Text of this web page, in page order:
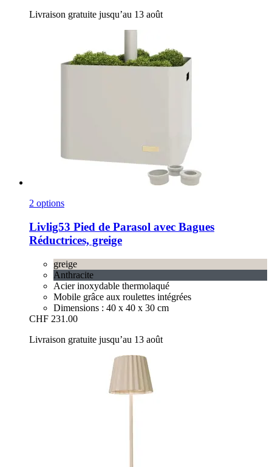
Livraison gratuite jusqu’au 13 août
2 options
Livlig53 Pied de Parasol avec Bagues
Réductrices, greige
greige
Anthracite
Acier inoxydable thermolaqué
Mobile grâce aux roulettes intégrées
Dimensions : 40 x 40 x 30 cm
CHF 231.00
Livraison gratuite jusqu’au 13 août